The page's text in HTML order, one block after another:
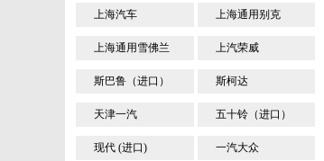
上海汽车 上海通用别克
上海通用雪佛兰 上汽荣威
斯巴鲁（进口） 斯柯达
天津一汽 五十铃（进口）
现代 (进口) 一汽大众